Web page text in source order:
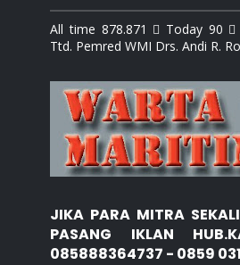
All time 878.871  Today 90 
Ttd. Pemred WMI Drs. Andi R.
JIKA PARA MITRA
PASANG IKLAN
085888364737 - 0859